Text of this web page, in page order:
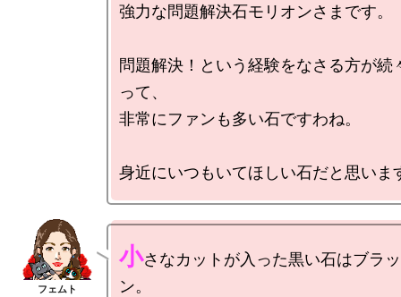
強力な問題解決石モリオンさまです。
問題解決！という経験をなさる方が続
って、
非常にファンも多い石ですわね。
小さなカットが入った黒い石はブラ
ン。